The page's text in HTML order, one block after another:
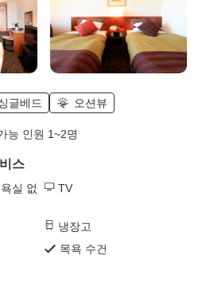
글베드 오션뷰
능 인원 1~2명
스
실 없
TV
냉장고
목욕 수건